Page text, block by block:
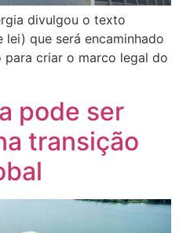
divulgou o texto
que será encaminhado
criar o marco legal do
pode ser
transição